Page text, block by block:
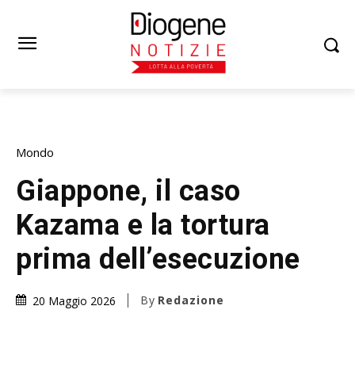
Mondo
Giappone, il caso
Kazama e la tortura
prima dell’esecuzione
20 Maggio 2026 By Redazione